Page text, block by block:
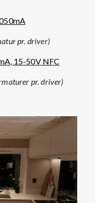
pr. driver)
15-50V NFC
pr. driver)